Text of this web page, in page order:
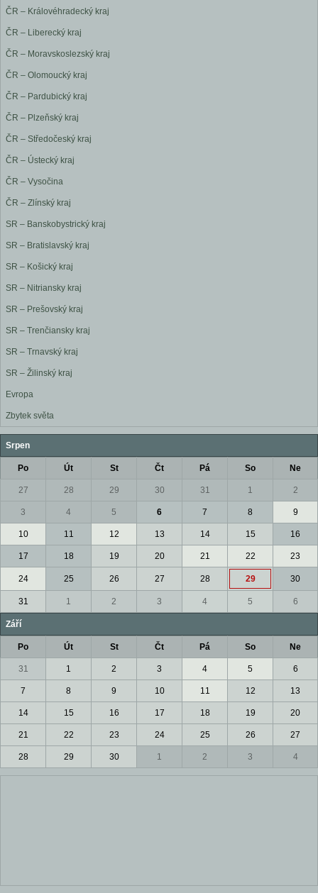
ČR – Královéhradecký kraj
ČR – Liberecký kraj
ČR – Moravskoslezský kraj
ČR – Olomoucký kraj
ČR – Pardubický kraj
ČR – Plzeňský kraj
ČR – Středočeský kraj
ČR – Ústecký kraj
ČR – Vysočina
ČR – Zlínský kraj
SR – Banskobystrický kraj
SR – Bratislavský kraj
SR – Košický kraj
SR – Nitriansky kraj
SR – Prešovský kraj
SR – Trenčiansky kraj
SR – Trnavský kraj
SR – Žilinský kraj
Evropa
Zbytek světa
Srpen
Po Út St Čt Pá So Ne
27 28 29 30 31 1 2
3 4 5 6 7 8 9
10 11 12 13 14 15 16
17 18 19 20 21 22 23
24 25 26 27 28 29 30
31 1 2 3 4 5 6
Září
Po Út St Čt Pá So Ne
31 1 2 3 4 5 6
7 8 9 10 11 12 13
14 15 16 17 18 19 20
21 22 23 24 25 26 27
28 29 30 1 2 3 4